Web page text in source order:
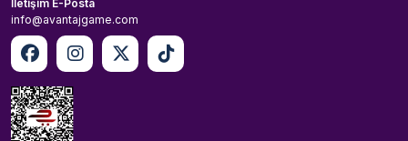
İletişim E-Posta
info@avantajgame.com